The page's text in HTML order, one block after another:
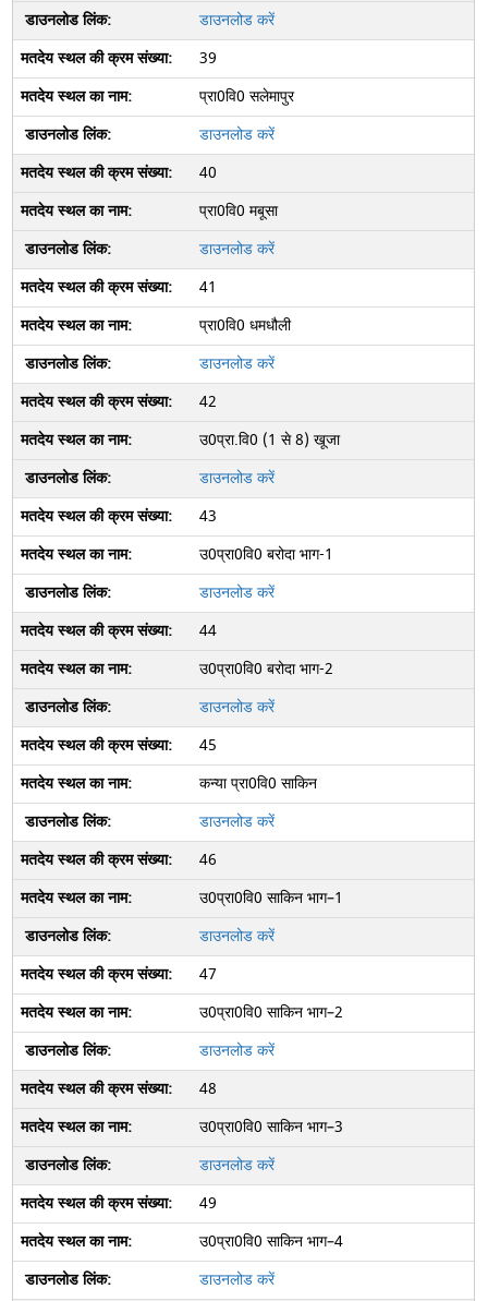
डाउनलोड करें
39
प्रा0वि0 सलेमापुर
डाउनलोड करें
40
प्रा0वि0 मबूसा
डाउनलोड करें
41
प्रा0वि0 धमधौली
डाउनलोड करें
42
उ0प्रा.वि0 (1 से 8) खूजा
डाउनलोड करें
43
उ0प्रा0वि0 बरोदा भाग-1
डाउनलोड करें
44
उ0प्रा0वि0 बरोदा भाग-2
डाउनलोड करें
45
कन्या प्रा0वि0 साकिन
डाउनलोड करें
46
उ0प्रा0वि0 साकिन भाग–1
डाउनलोड करें
47
उ0प्रा0वि0 साकिन भाग–2
डाउनलोड करें
48
उ0प्रा0वि0 साकिन भाग–3
डाउनलोड करें
49
उ0प्रा0वि0 साकिन भाग–4
डाउनलोड करें